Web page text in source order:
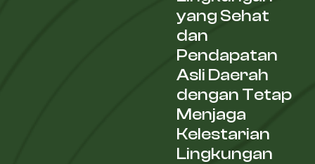
yang Sehat
dan
Pendapatan
Asli Daerah
dengan Tetap
Menjaga
Kelestarian
Lingkungan